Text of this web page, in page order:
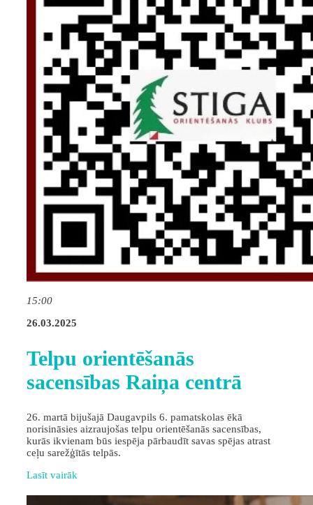
15:00
26.03.2025
Telpu orientēšanās
sacensības Raiņa centrā
26. martā bijušajā Daugavpils 6. pamatskolas ēkā
norisināsies aizraujošas telpu orientēšanās sacensības,
kurās ikvienam būs iespēja pārbaudīt savas spējas atrast
ceļu sarežģītās telpās.
Lasīt vairāk